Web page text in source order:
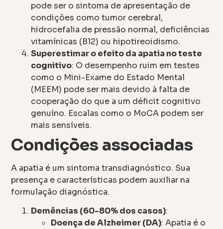
pode ser o sintoma de apresentação de
condições como tumor cerebral,
hidrocefalia de pressão normal, deficiências
vitamínicas (B12) ou hipotireoidismo.
Superestimar o efeito da apatia no teste
cognitivo: O desempenho ruim em testes
como o Mini-Exame do Estado Mental
(MEEM) pode ser mais devido à falta de
cooperação do que a um déficit cognitivo
genuíno. Escalas como o MoCA podem ser
mais sensíveis.
Condições associadas
A apatia é um sintoma transdiagnóstico. Sua
presença e características podem auxiliar na
formulação diagnóstica.
Demências (60-80% dos casos):
Doença de Alzheimer (DA): Apatia é o